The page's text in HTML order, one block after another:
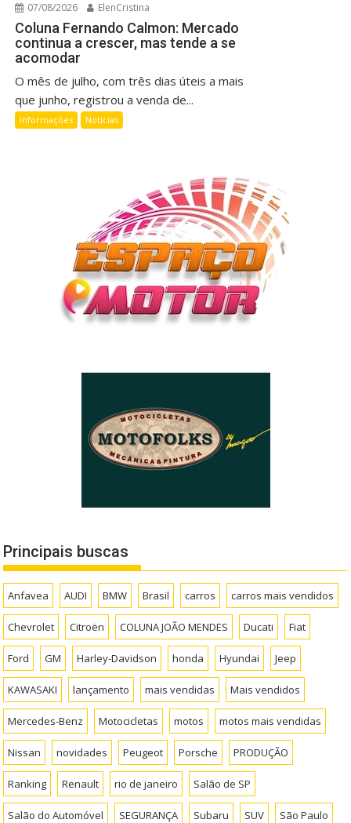
07/08/2026 ElenCristina
Coluna Fernando Calmon: Mercado
continua a crescer, mas tende a se
acomodar
O mês de julho, com três dias úteis a mais
que junho, registrou a venda de...
Informações Notícias
Principais buscas
Anfavea AUDI BMW Brasil carros carros mais vendidos
Chevrolet Citroën COLUNA JOÃO MENDES Ducati Fiat
Ford GM Harley-Davidson honda Hyundai Jeep
KAWASAKI lançamento mais vendidas Mais vendidos
Mercedes-Benz Motocicletas motos motos mais vendidas
Nissan novidades Peugeot Porsche PRODUÇÃO
Ranking Renault rio de janeiro Salão de SP
Salão do Automóvel SEGURANÇA Subaru SUV São Paulo